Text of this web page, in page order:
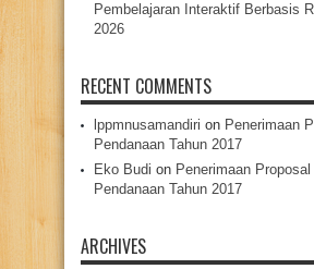
Pembelajaran Interaktif Berbasis
2026
RECENT COMMENTS
lppmnusamandiri on Penerimaan
Pendanaan Tahun 2017
Eko Budi on Penerimaan Proposal
Pendanaan Tahun 2017
ARCHIVES